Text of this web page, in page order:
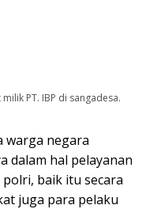
PT. IBP di sangadesa.
warga negara
dalam hal pelayanan
baik itu secara
juga para pelaku